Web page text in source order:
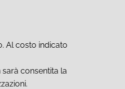
Al costo indicato
consentita la